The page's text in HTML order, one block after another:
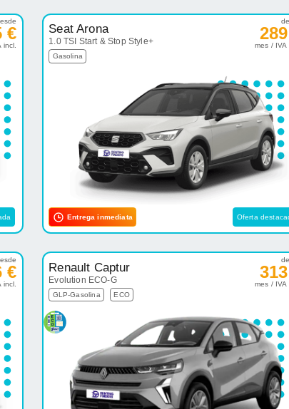
€
incl.
Seat Arona
1.0 TSI Start & Stop Style+
Gasolina
mes / IVA
Entrega inmediata Oferta
€
incl.
Renault Captur
Evolution ECO-G
GLP-Gasolina ECO
mes / IVA